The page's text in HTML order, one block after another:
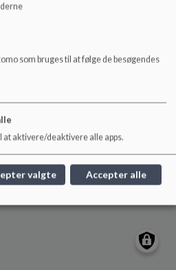
som bruges til at følge de besøgendes
at aktivere/deaktivere alle apps.
valgte Accepter alle